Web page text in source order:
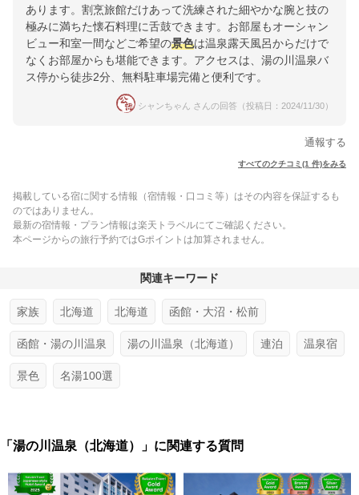
あります。割烹旅館だけあって洗練された細やかな腕と技の
極みに満ちた懐石料理に舌鼓できます。お部屋もオーシャン
ビュー和室一間などご希望の景色は温泉露天風呂からだけで
なくお部屋からも堪能できます。アクセスは、湯の川温泉バ
ス停から徒歩2分、無料駐車場完備と便利です。
シャンちゃん さんの回答（投稿日：2024/11/30）
通報する
すべてのクチコミ(1 件)をみる
掲載している宿に関する情報（宿情報・口コミ等）はその内容を保証するも
のではありません。
最新の宿情報・プラン情報は楽天トラベルにてご確認ください。
本ページからの旅行予約ではGポイントは加算されません。
関連キーワード
家族 北海道 北海道 函館・大沼・松前
函館・湯の川温泉 湯の川温泉（北海道） 連泊 温泉宿
景色 名湯100選
「湯の川温泉（北海道）」に関連する質問